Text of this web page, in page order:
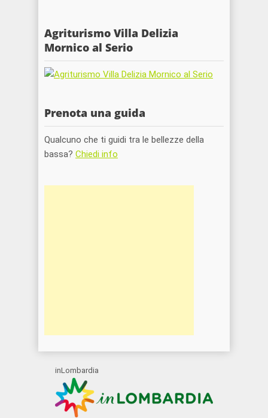
Agriturismo Villa Delizia
Mornico al Serio
Prenota una guida
Qualcuno che ti guidi tra le bellezze della
bassa? Chiedi info
inLombardia